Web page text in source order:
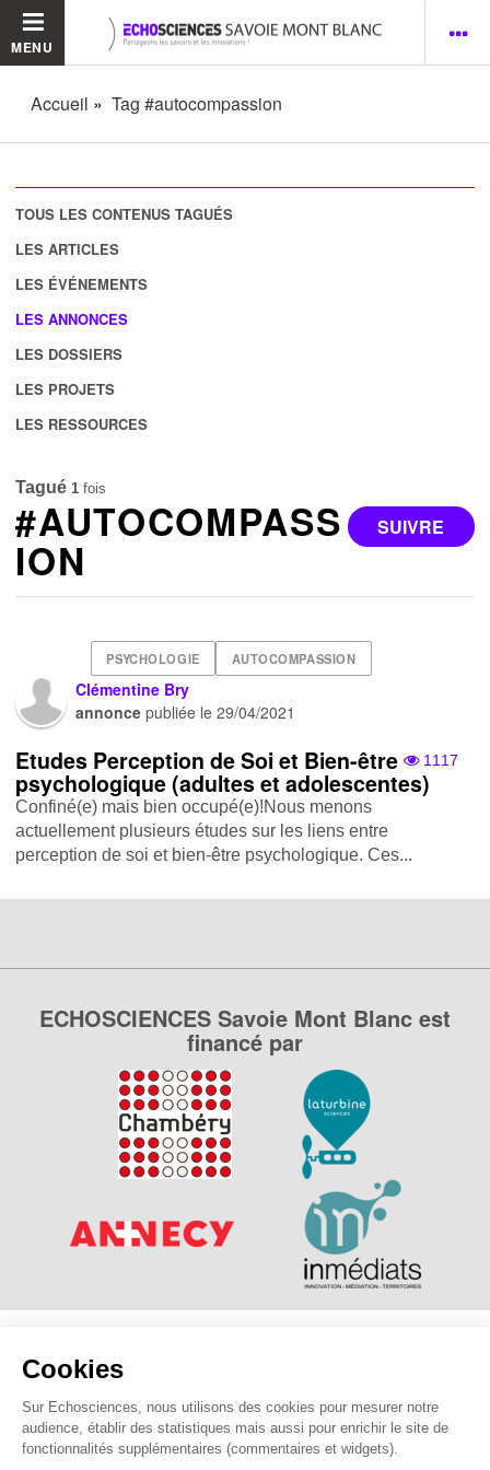
Cookies
Sur Echosciences, nous utilisons des cookies pour mesurer notre
audience, établir des statistiques mais aussi pour enrichir le site de
fonctionnalités supplémentaires (commentaires et widgets).
MENU
Accueil Tag #autocompassion
TOUS LES CONTENUS TAGUÉS
LES ARTICLES
LES ÉVÉNEMENTS
LES ANNONCES
LES DOSSIERS
LES PROJETS
LES RESSOURCES
Tagué 1 fois
SUIVRE
#AUTOCOMPASS
ION
PSYCHOLOGIE AUTOCOMPASSION
Clémentine Bry
annonce publiée le29/04/2021
1117
Etudes Perception de Soi et Bien-être
psychologique (adultes et adolescentes)
Confiné(e) mais bien occupé(e)!Nous menons
actuellement plusieurs études sur les liens entre
perception de soi et bien-être psychologique. Ces...
ECHOSCIENCES Savoie Mont Blanc est
financé par
Savoie Mont Blanc est le réseau social des amateurs de
Pour nous contacter :contact@echosciences-savoie-mont-
blanc.fr